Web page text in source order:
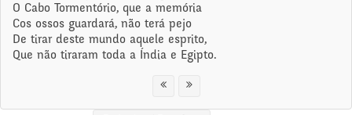
O Cabo Tormentório, que a memória
Cos ossos guardará, não terá pejo
De tirar deste mundo aquele esprito,
Que não tiraram toda a Índia e Egipto.